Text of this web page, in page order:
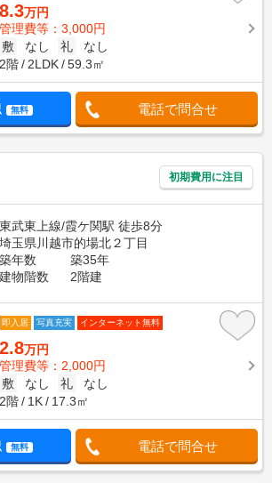
8.3万円
管理費等：3,000円
敷
なし 礼
なし
2階
2LDK 59.3㎡
無料 電話で問合せ
初期費用に注目
東武東上線/霞ケ関駅 徒歩8分
埼玉県川越市的場北２丁目
築年数
築35年
建物階数
2階建
即入居 写真充実 インターネット無料
2.8万円
管理費等：2,000円
敷
なし 礼
なし
2階
1K 17.3㎡
無料 電話で問合せ